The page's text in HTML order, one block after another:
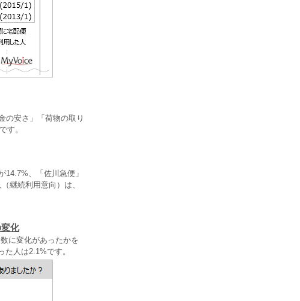
の安さ」「荷物の取り
す。
、「佐川急便」
継続利用意向）は、
化
に変化があったかを
人は2.1%です。